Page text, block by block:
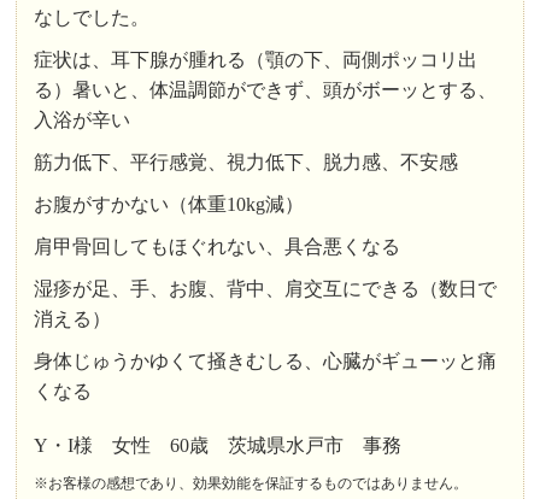
なしでした。
症状は、耳下腺が腫れる（顎の下、両側ポッコリ出
る）暑いと、体温調節ができず、頭がボーッとする、
入浴が辛い
筋力低下、平行感覚、視力低下、脱力感、不安感
お腹がすかない（体重10kg減）
肩甲骨回してもほぐれない、具合悪くなる
湿疹が足、手、お腹、背中、肩交互にできる（数日で
消える）
身体じゅうかゆくて掻きむしる、心臓がギューッと痛
くなる
Y・I様 女性 60歳 茨城県水戸市 事務
※お客様の感想であり、効果効能を保証するものではありません。